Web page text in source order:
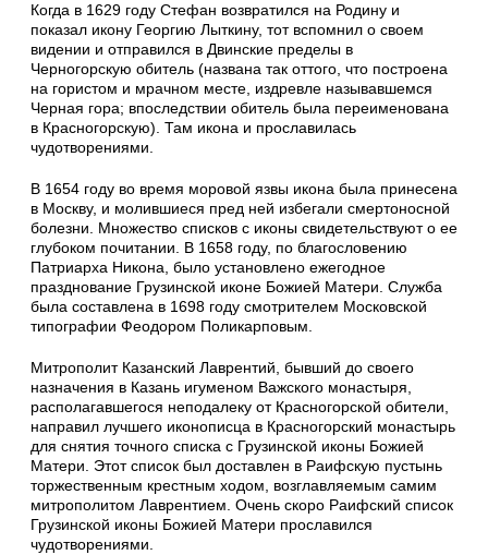
Когда в 1629 году Стефан возвратился на Родину и
показал икону Георгию Лыткину, тот вспомнил о своем
видении и отправился в Двинские пределы в
Черногорскую обитель (названа так оттого, что построена
на гористом и мрачном месте, издревле называвшемся
Черная гора; впоследствии обитель была переименована
в Красногорскую). Там икона и прославилась
чудотворениями.
В 1654 году во время моровой язвы икона была принесена
в Москву, и молившиеся пред ней избегали смертоносной
болезни. Множество списков с иконы свидетельствуют о ее
глубоком почитании. В 1658 году, по благословению
Патриарха Никона, было установлено ежегодное
празднование Грузинской иконе Божией Матери. Служба
была составлена в 1698 году смотрителем Московской
типографии Феодором Поликарповым.
Митрополит Казанский Лаврентий, бывший до своего
назначения в Казань игуменом Важского монастыря,
располагавшегося неподалеку от Красногорской обители,
направил лучшего иконописца в Красногорский монастырь
для снятия точного списка с Грузинской иконы Божией
Матери. Этот список был доставлен в Раифскую пустынь
торжественным крестным ходом, возглавляемым самим
митрополитом Лаврентием. Очень скоро Раифский список
Грузинской иконы Божией Матери прославился
чудотворениями.